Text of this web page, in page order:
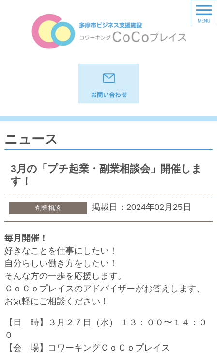
ニュース
3月の「プチ起業・副業相談会」開催しま
す！
創業相談 掲載日：2024年02月25日
毎月開催！
好きなことを仕事にしたい！
自分らしい働き方をしたい！
そんな方の一歩を応援します。
ＣｏＣｏプレイスのアドバイザーがお答えします、
お気軽にご相談ください！
【日 時】３月２７日（水） １３：００〜１４：０
０
【会 場】コワーキングＣｏＣｏプレイス